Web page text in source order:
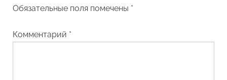
Обязательные поля помечены *
Комментарий *